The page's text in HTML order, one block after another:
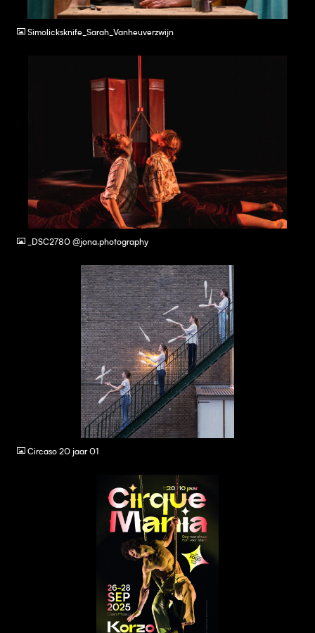
Simolicksknife_Sarah_Vanheuverzwijn
JPG
_DSC2780 @jona.photography
Circaso 20 jaar 01